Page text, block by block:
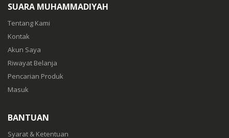
SUARA MUHAMMADIYAH
Tentang Kami
Kontak
Akun Saya
Riwayat Belanja
Pencarian Produk
Masuk
BANTUAN
Syarat & Ketentuan